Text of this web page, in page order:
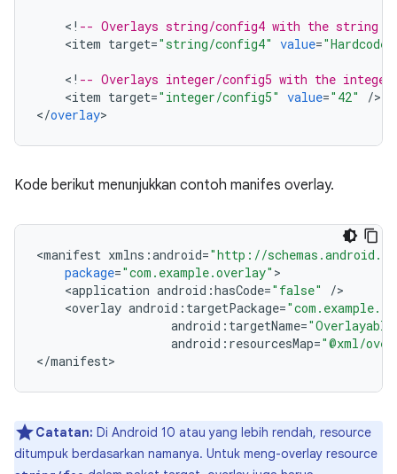
< ! -- Overlays string/config4 with the string
<item target="string/config4" value=
< ! -- Overlays integer/config5 with the
<item target="integer/config5" value="42" />
</overlay
Kode berikut menunjukkan contoh manifes overlay.
<manifest xmlns :android="http://
package="com.example.overlay"
<application android :hasCode="false" /
<overlay android : targetPackage=
android : targetName=
android : resourcesMap="@xml/
</manifest
Catatan: Di Android 10 atau yang lebih rendah, resource
ditumpuk berdasarkan namanya. Untuk meng-overlay resource